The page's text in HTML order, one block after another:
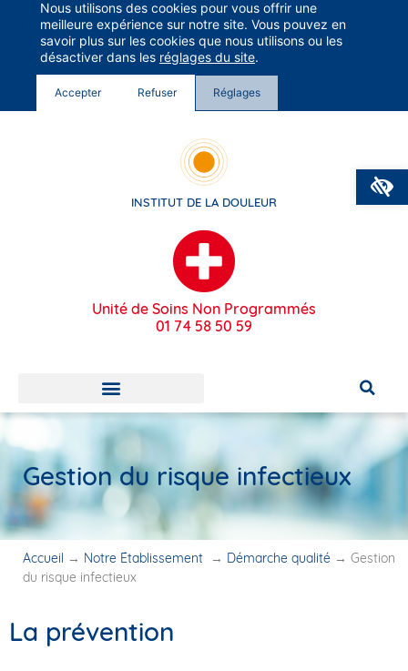
Groupe Vivalto Santé
Entre nous, la vie
INSTITUT DE LA DOULEUR
Unité de Soins Non Programmés
01 74 58 50 59
Gestion du risque infectieux
Accueil → Notre Établissement → Démarche qualité → Gestion
du risque infectieux
La prévention
Nous utilisons des cookies pour vous offrir une
meilleure expérience sur notre site. Vous pouvez en
savoir plus sur les cookies que nous utilisons ou les
désactiver dans les réglages du site.
Accepter Refuser Réglages